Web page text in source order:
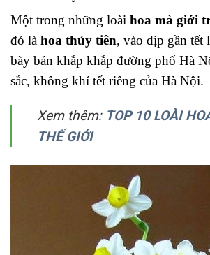
Một trong những loài hoa mà giới
đó là hoa thủy tiên, vào dịp gần tết
bày bán khắp khắp đường phố Hà
sắc, không khí tết riêng của Hà Nội.
Xem thêm: TOP 10 LOÀI
THẾ GIỚI